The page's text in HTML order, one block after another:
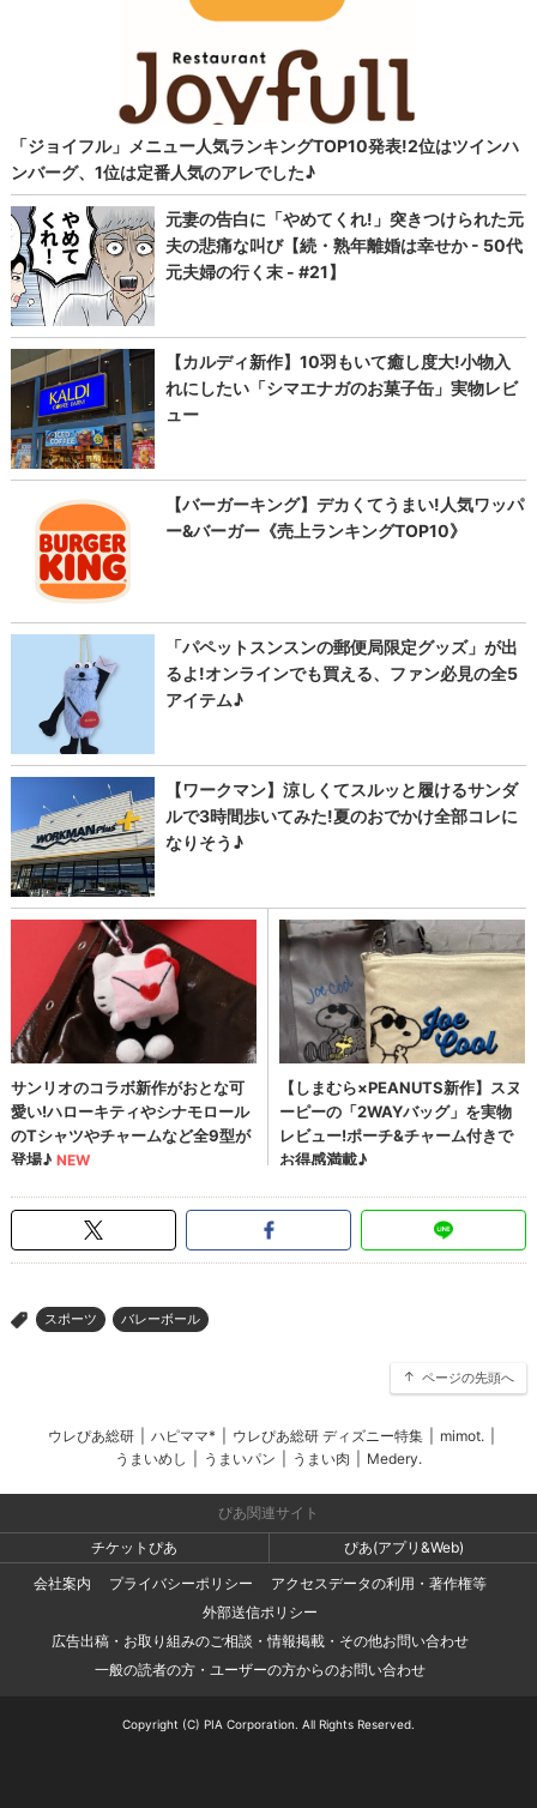
> スポーツ バレーボール
ページの先頭へ
ウレぴあ総研 ハピママ* ウレぴあ総研 ディズニー特集 mimot.
うまいめし
うまいパン うまい肉 Medery.
ぴあ関連サイト
チケットぴあ
ぴあ(アプリ&Web)
会社案内
プライバシーポリシー
アクセスデータの利用・著作権等
外部送信ポリシー
広告出稿・お取り組みのご相談・情報掲載・その他お問い合わせ
一般の読者の方・ユーザーの方からのお問い合わせ
Copyright (C) PIA Corporation. All Rights Reserved.